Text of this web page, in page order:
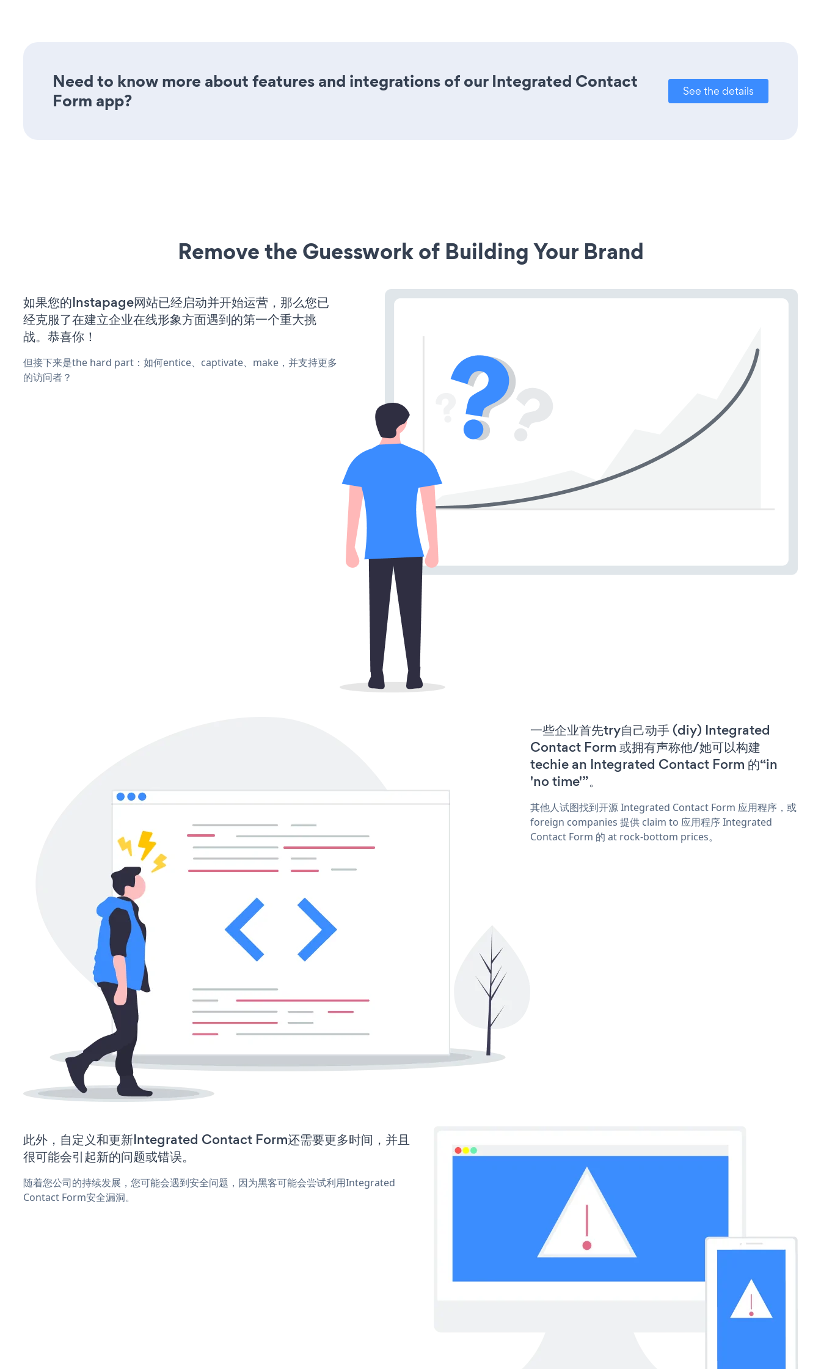
Need to know more about features and integrations of our Integrated Contact
Form app?
See the details
Remove the Guesswork of Building Your Brand
如果您的Instapage网站已经启动并开始运营，那么您已
经克服了在建立企业在线形象方面遇到的第一个重大挑
战。恭喜你！
但接下来是the hard part：如何entice、captivate、make，并支持更多
的访问者？
一些企业首先try自己动手 (diy) Integrated
Contact Form 或拥有声称他/她可以构建
techie an Integrated Contact Form 的“in
'no time'”。
其他人试图找到开源 Integrated Contact Form 应用程序，或
foreign companies 提供 claim to 应用程序 Integrated
Contact Form 的 at rock-bottom prices。
此外，自定义和更新Integrated Contact Form还需要更多时间，并且
很可能会引起新的问题或错误。
随着您公司的持续发展，您可能会遇到安全问题，因为黑客可能会尝试利用Integrated
Contact Form安全漏洞。